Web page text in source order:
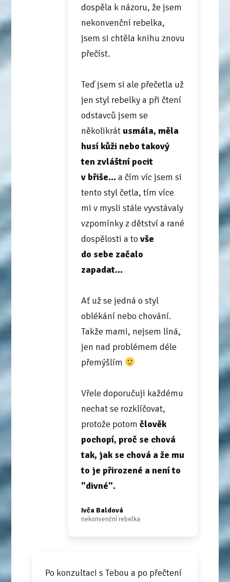
dospěla k názoru, že jsem
nekonvenční rebelka,
jsem si chtěla knihu znovu
přečíst.
Teď jsem si ale přečetla už
jen styl rebelky a při čtení
odstavců jsem se
několikrátusmála, měla
husí kůži nebo takový
ten zvláštní pocit
v břiše...a čím víc jsem si
tento styl četla, tím více
mi v mysli stále vyvstávaly
vzpomínky z dětství a rané
dospělosti a to vše
do sebe začalo
zapadat...
Ať už se jedná o styl
oblékání nebo chování.
Takže mami, nejsem líná,
jen nad problémem déle
přemýšlím
Vřele doporučuji každému
nechat se rozklíčovat,
protože potom člověk
pochopí, proč se chová
tak, jak se chová a že mu
to je přirozené a není to
"divné".
Ivča Baldová
nekonvenční rebelka
Po konzultaci s Tebou a po přečtení